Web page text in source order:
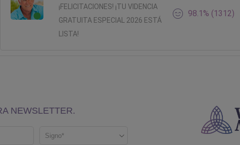
¡FELICITACIONES! ¡TU VIDENCIA
GRATUITA ESPECIAL 2026 ESTÁ
LISTA!
98.1% (1312)